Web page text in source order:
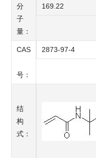
分
子
量：
169.22
CAS
号：
2873-97-4
结
构
式：